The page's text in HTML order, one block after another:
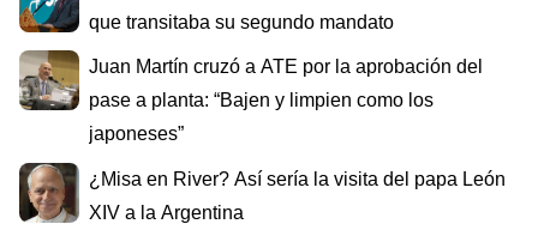
que transitaba su segundo mandato
Juan Martín cruzó a ATE por la aprobación del
pase a planta: “Bajen y limpien como los
japoneses”
¿Misa en River? Así sería la visita del papa León
XIV a la Argentina